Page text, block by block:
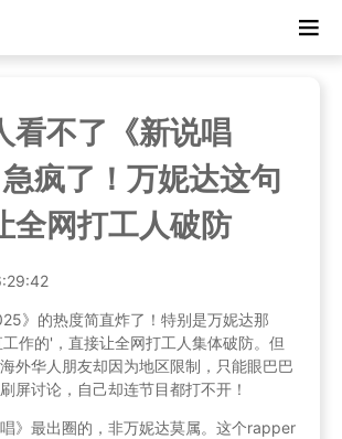
看不了《新说唱
疯了！万妮达这句
全网打工人破防
》的热度简直炸了！特别是万妮达那
作的'，直接让全网打工人集体破防。但
外华人朋友却因为地区限制，只能眼巴巴
屏讨论，自己却连节目都打不开！
》最出圈的，非万妮达莫属。这个rapper